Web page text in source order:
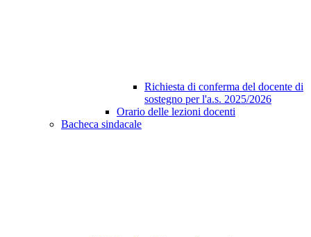
Richiesta di conferma del docente di
sostegno per l'a.s. 2025/2026
Orario delle lezioni docenti
Bacheca sindacale